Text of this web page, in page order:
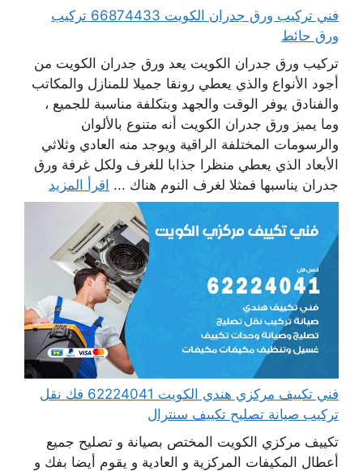
فني تركيب ورق جدران الكويت 66874433 تركيب
ورق حائط
تركيب ورق جدران الكويت يعد ورق جدران الكويت من
أجود الأنواع والذي يعطي رونقا جميلا للمنازل والمكاتب
والفنادق يوفر الوقت والجهد وبتكلفة مناسبة للجميع ،
وما يميز ورق جدران الكويت أنه متنوع بالألوان
والرسومات المختلفة الراقية ويوجد منه العادي وثلاثي
الأبعاد الذي يعطي منظرا جذابا للغرف ولكل غرفة ورق
جدران يناسبها فمثلا لغرف النوم هناك ... اقرأ المزيد
فني تكييف مركزي هندي الكويت 62224041 فك نقل
تركيب صيانة تصليح تكييف سنترال
تكييف مركزي الكويت المختص بصيانة و تصليح جميع
أعطال المكيفات المركزية و العادية و يقوم أيضا بفك و